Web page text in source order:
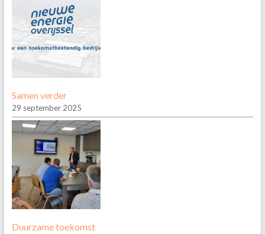
Samen verder
29 september 2025
Duurzame toekomst